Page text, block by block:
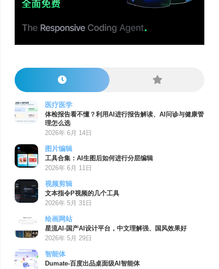
医疗医学
体检报告看不懂？利用AI进行报告解读、AI问诊与健康管
理怎么选
2026年 6月 14日
图片编辑
工具合集：AI生图后如何进行分层编辑
2026年 6月 11日
视频剪辑
文本指令P视频的几个工具
2026年 5月 31日
绘画网站
星流AI-国产AI设计平台，中文理解强、国风效果好
2026年 5月 29日
智能体
Dumate-百度出品桌面级AI智能体